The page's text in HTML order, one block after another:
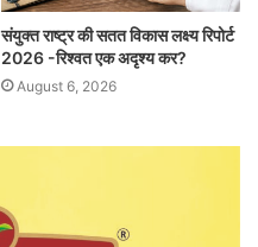
संयुक्त राष्ट्र की सतत विकास लक्ष्य रिपोर्ट
2026 -रिश्वत एक अदृश्य कर?
August 6, 2026